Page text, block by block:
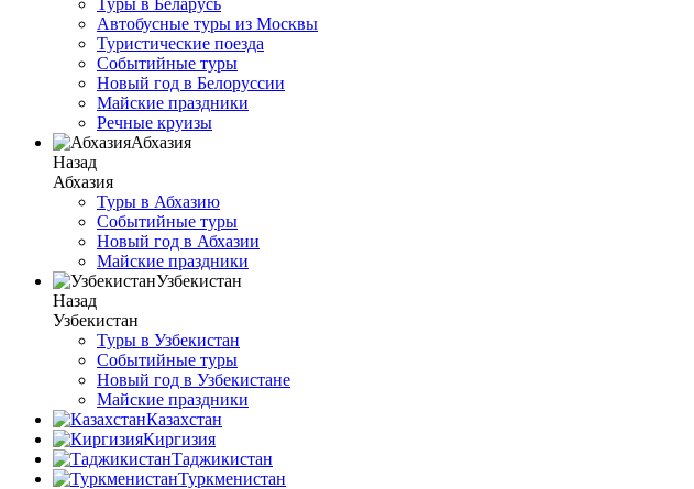
Туры в Беларусь
Автобусные туры из Москвы
Туристические поезда
Событийные туры
Новый год в Белоруссии
Майские праздники
Речные круизы
Абхазия
Назад
Абхазия
Туры в Абхазию
Событийные туры
Новый год в Абхазии
Майские праздники
Узбекистан
Назад
Узбекистан
Туры в Узбекистан
Событийные туры
Новый год в Узбекистане
Майские праздники
Казахстан
Киргизия
Таджикистан
Туркменистан